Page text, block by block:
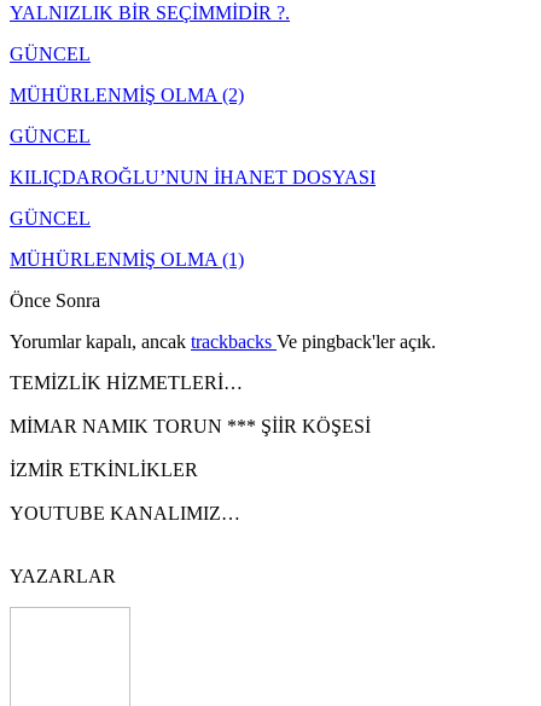
YALNIZLIK BİR SEÇİMMİDİR ?.
GÜNCEL
MÜHÜRLENMİŞ OLMA (2)
GÜNCEL
KILIÇDAROĞLU’NUN İHANET DOSYASI
GÜNCEL
MÜHÜRLENMİŞ OLMA (1)
Önce Sonra
Yorumlar kapalı, ancak trackbacks Ve pingback'ler açık.
TEMİZLİK HİZMETLERİ…
MİMAR NAMIK TORUN *** ŞİİR KÖŞESİ
İZMİR ETKİNLİKLER
YOUTUBE KANALIMIZ…
YAZARLAR